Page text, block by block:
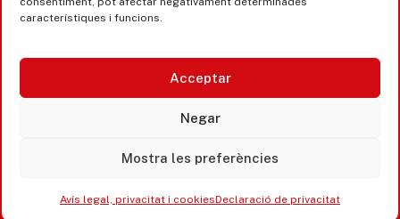
característiques i funcions.
Acceptar
Negar
Mostra les preferències
Avís legal, privacitat i cookiesDeclaració de privacitat
Castell d’Aro · Platja d’Aro · S’Agaró
365 www.platjadaro